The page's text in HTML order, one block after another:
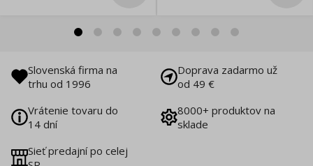
Slovenská firma na
trhu od 1996
Doprava zadarmo už
od 49 €
Vrátenie tovaru do
14 dní
8000+ produktov na
sklade
Sieť predajní po celej